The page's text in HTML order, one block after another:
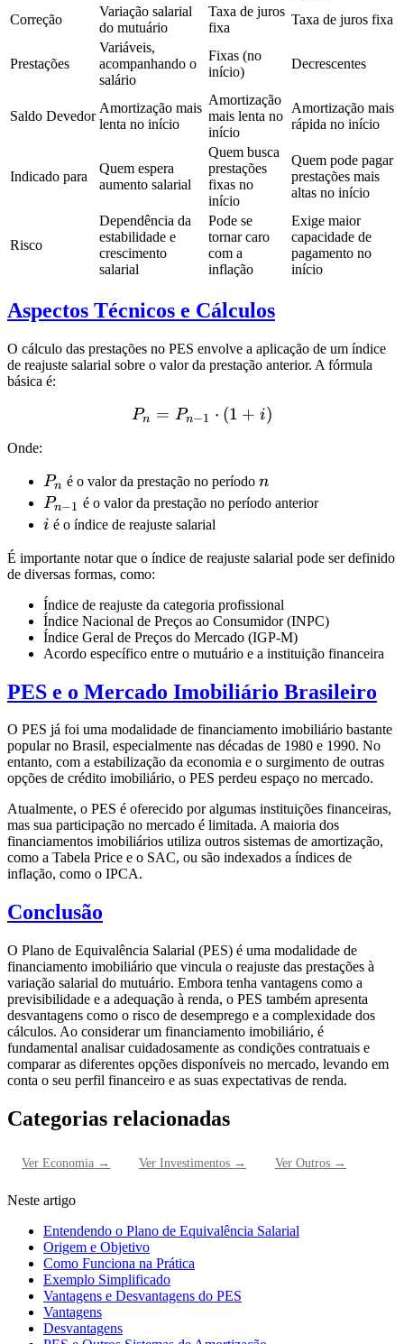
Correção
Variação salarial
do mutuário
Taxa de juros
fixa
Taxa de juros fixa
Prestações
Variáveis,
acompanhando o
salário
Fixas (no
início)
Decrescentes
Saldo Devedor
Amortização mais
lenta no início
Amortização
mais lenta no
início
Amortização mais
rápida no início
Indicado para
Quem espera
aumento salarial
Quem busca
prestações
fixas no
início
Quem pode pagar
prestações mais
altas no início
Risco
Dependência da
estabilidade e
crescimento
salarial
Pode se
tornar caro
com a
inflação
Exige maior
capacidade de
pagamento no
início
Aspectos Técnicos e Cálculos
O cálculo das prestações no PES envolve a aplicação de um índice
de reajuste salarial sobre o valor da prestação anterior. A fórmula
básica é:
P_n = P_{n-1} \cdot (1
Pn = Pn−1 ⋅ (1 + i)
Onde:
P_n
Pn é o valor da prestação no período n
n
P_{n-
1}
Pn−1 é o valor da prestação no período anterior
i
i é o índice de reajuste salarial
É importante notar que o índice de reajuste salarial pode ser definido
de diversas formas, como:
Índice de reajuste da categoria profissional
Índice Nacional de Preços ao Consumidor (INPC)
Índice Geral de Preços do Mercado (IGP-M)
Acordo específico entre o mutuário e a instituição financeira
PES e o Mercado Imobiliário Brasileiro
O PES já foi uma modalidade de financiamento imobiliário bastante
popular no Brasil, especialmente nas décadas de 1980 e 1990. No
entanto, com a estabilização da economia e o surgimento de outras
opções de crédito imobiliário, o PES perdeu espaço no mercado.
Atualmente, o PES é oferecido por algumas instituições financeiras,
mas sua participação no mercado é limitada. A maioria dos
financiamentos imobiliários utiliza outros sistemas de amortização,
como a Tabela Price e o SAC, ou são indexados a índices de
inflação, como o IPCA.
Conclusão
O Plano de Equivalência Salarial (PES) é uma modalidade de
financiamento imobiliário que vincula o reajuste das prestações à
variação salarial do mutuário. Embora tenha vantagens como a
previsibilidade e a adequação à renda, o PES também apresenta
desvantagens como o risco de desemprego e a complexidade dos
cálculos. Ao considerar um financiamento imobiliário, é
fundamental analisar cuidadosamente as condições contratuais e
comparar as diferentes opções disponíveis no mercado, levando em
conta o seu perfil financeiro e as suas expectativas de renda.
Categorias relacionadas
Ver Economia → Ver Investimentos → Ver Outros →
Neste artigo
Entendendo o Plano de Equivalência Salarial
Origem e Objetivo
Como Funciona na Prática
Exemplo Simplificado
Vantagens e Desvantagens do PES
Vantagens
Desvantagens